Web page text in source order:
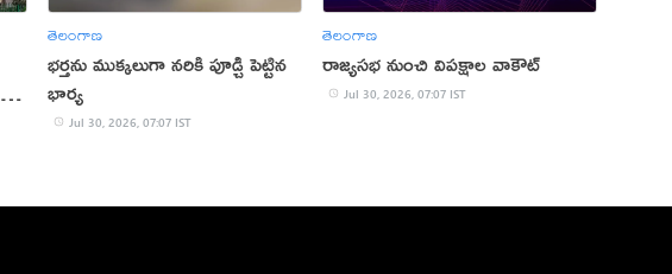
తెలంగాణ
భర్తను ముక్కలుగా నరికి పూడ్చి పెట్టిన
భార్య
Jul 30, 2026, 07:07 IST
తెలంగాణ
రాజ్యసభ నుంచి విపక్షాల వాకౌట్
Jul 30, 2026, 07:07 IST